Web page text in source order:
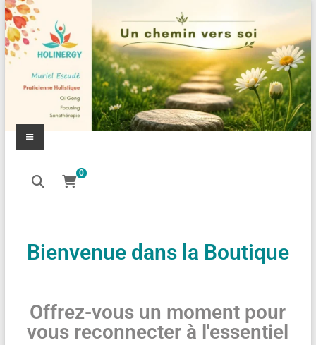
0
Bienvenue dans la Boutique
Offrez-vous un moment pour
vous reconnecter à l'essentiel